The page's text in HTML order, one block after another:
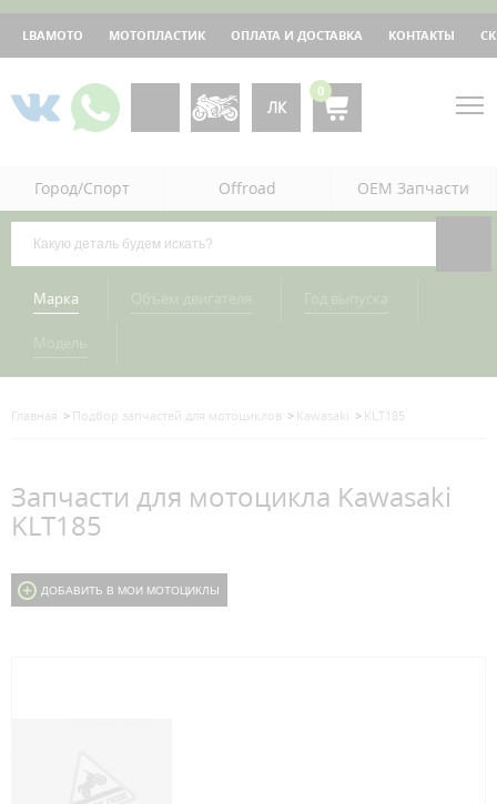
LBAMOTO МОТОПЛАСТИК ОПЛАТА И ДОСТАВКА КОНТАКТЫ
ЛК
0
Город/Спорт Offroad OEM Запчасти
Марка
Главная Подбор запчастей для мотоциклов Kawasaki KLT185
Запчасти для мотоцикла Kawasaki
KLT185
ДОБАВИТЬ В МОИ МОТОЦИКЛЫ